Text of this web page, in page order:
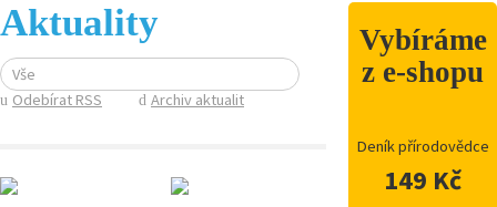
Aktuality
Vše
Odebírat RSS
Archiv aktualit
Vybíráme
z e-shopu
Deník přírodovědce
149 Kč